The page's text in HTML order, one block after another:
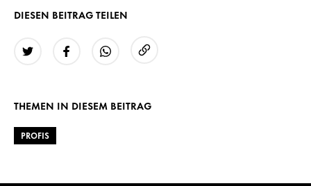
DIESEN BEITRAG TEILEN
THEMEN IN DIESEM BEITRAG
PROFIS